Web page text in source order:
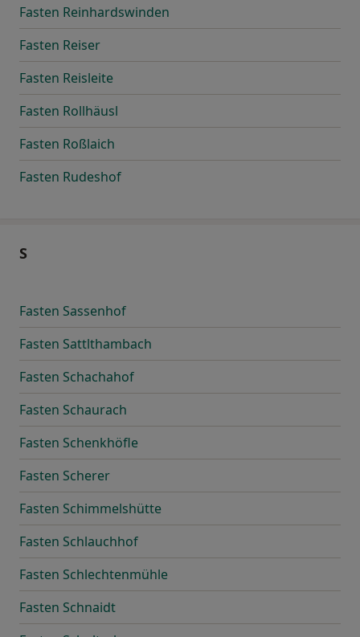
Fasten Reinhardswinden
Fasten Reiser
Fasten Reisleite
Fasten Rollhäusl
Fasten Roßlaich
Fasten Rudeshof
S
Fasten Sassenhof
Fasten Sattlthambach
Fasten Schachahof
Fasten Schaurach
Fasten Schenkhöfle
Fasten Scherer
Fasten Schimmelshütte
Fasten Schlauchhof
Fasten Schlechtenmühle
Fasten Schnaidt